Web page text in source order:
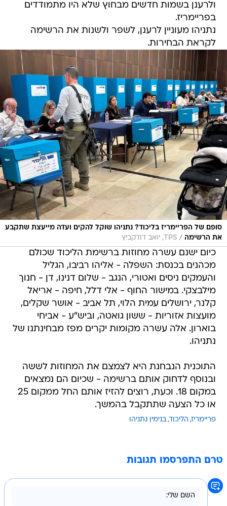
ולרענן בשמות חדשים מבחוץ שלא היו מתמודדים
בפריימריז.
נתניהו מעוניין לרענן, לשפר ולשנות את הרשימה
לקראת הבחירות.
סופם של הפריימריז בליכוד? נתניהו שוקל להקים ועדה מייעצת שתקבע
את הרשימה / TPS, יואב דודקביץ
כיום ישנם עשרה מחוזות ברשימת הליכוד שכולם
מכהנים בכנסת: השפלה - אליהו רביבו, הגליל
והעמקים ניסים ואטורי, הנגב - שלום דנינו, דן - חנוך
מילבצקי. במישור החוף - אלי דלל, חיפה - אריאל
קלנר, ירושלים עמית הלוי, תל אביב - אושר שקלים,
מועצות אזוריות - ששון גואטה, וביש"ע - אביחי
בוארון. אלה עשרה מקומות יקרים מפז מבחינתנו של
נתניהו.
התוכנית הנבחנת היא לצמצם את המחוזות לששה
ובנוסף לדחוק אותם ברשימה - שכיום הם נמצאים
במקום 18. וכעת, רוצים להזיז אותם החל ממקום 25
או כל הצעה שתתקבל בהמשך.
פריימריז הליכוד בנימין נתניהו
טרם התפרסמו תגובות